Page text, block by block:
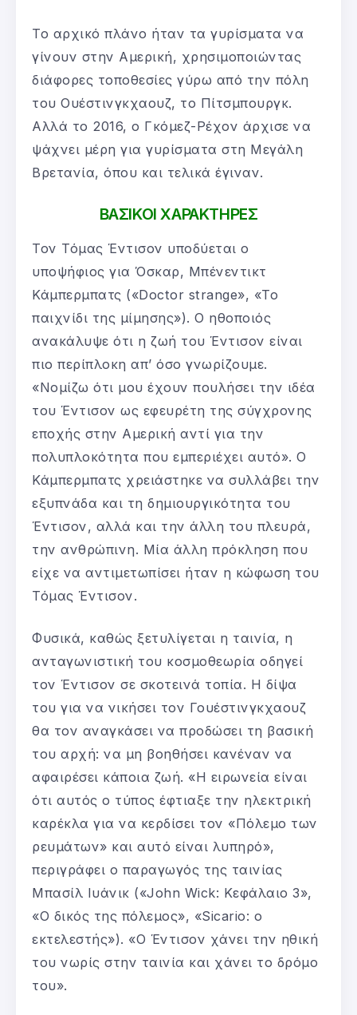
Το αρχικό πλάνο ήταν τα γυρίσματα να
γίνουν στην Αμερική, χρησιμοποιώντας
διάφορες τοποθεσίες γύρω από την πόλη
του Ουέστινγκχαουζ, το Πίτσμπουργκ.
Αλλά το 2016, ο Γκόμεζ-Ρέχον άρχισε να
ψάχνει μέρη για γυρίσματα στη Μεγάλη
Βρετανία, όπου και τελικά έγιναν.
ΒΑΣΙΚΟΙ ΧΑΡΑΚΤΗΡΕΣ
Τον Τόμας Έντισον υποδύεται ο
υποψήφιος για Όσκαρ, Μπένεντικτ
Κάμπερμπατς («Doctor strange», «Το
παιχνίδι της μίμησης»). Ο ηθοποιός
ανακάλυψε ότι η ζωή του Έντισον είναι
πιο περίπλοκη απ’ όσο γνωρίζουμε.
«Νομίζω ότι μου έχουν πουλήσει την ιδέα
του Έντισον ως εφευρέτη της σύγχρονης
εποχής στην Αμερική αντί για την
πολυπλοκότητα που εμπεριέχει αυτό». Ο
Κάμπερμπατς χρειάστηκε να συλλάβει την
εξυπνάδα και τη δημιουργικότητα του
Έντισον, αλλά και την άλλη του πλευρά,
την ανθρώπινη. Μία άλλη πρόκληση που
είχε να αντιμετωπίσει ήταν η κώφωση του
Τόμας Έντισον.
Φυσικά, καθώς ξετυλίγεται η ταινία, η
ανταγωνιστική του κοσμοθεωρία οδηγεί
τον Έντισον σε σκοτεινά τοπία. Η δίψα
του για να νικήσει τον Γουέστινγκχαουζ
θα τον αναγκάσει να προδώσει τη βασική
του αρχή: να μη βοηθήσει κανέναν να
αφαιρέσει κάποια ζωή. «Η ειρωνεία είναι
ότι αυτός ο τύπος έφτιαξε την ηλεκτρική
καρέκλα για να κερδίσει τον «Πόλεμο των
ρευμάτων» και αυτό είναι λυπηρό»,
περιγράφει ο παραγωγός της ταινίας
Μπασίλ Ιυάνικ («John Wick: Κεφάλαιο 3»,
«Ο δικός της πόλεμος», «Sicario: ο
εκτελεστής»). «Ο Έντισον χάνει την ηθική
του νωρίς στην ταινία και χάνει το δρόμο
του».